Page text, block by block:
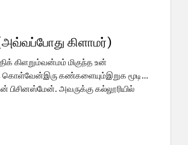
கிளாமர்)
கிளறும்வன்மம் மிகுந்த உன்
கொள்வேன்இரு கண்களையும்இறுக மூடி…
பிசினஸ்மேன். அவருக்கு கல்லூரியில்